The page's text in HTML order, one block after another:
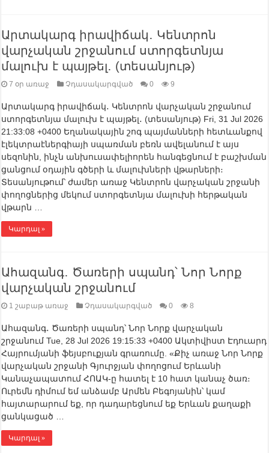
Արտակարգ իրավիճակ․ Կենտրոն
վարչական շրջանում ստորգետնյա
մալուխ է պայթել․ (տեսանյութ)
7 օր առաջ Չդասակարգված 0 9
Արտակարգ իրավիճակ․ Կենտրոն վարչական շրջանում
ստորգետնյա մալուխ է պայթել․ (տեսանյութ) Fri, 31 Jul 2026
21:33:08 +0400 Եղանակային շոգ պայմանների հետևանքով
էլեկտրաէներգիայի սպառման բեռն ավելանում է այս
սեզոնին, ինչն անխուսափելիորեն հանգեցնում է բաշխման
ցանցում օդային գծերի և մալուխների վթարների։
Տեսանյութում՝ ժամեր առաջ Կենտրոն վարչական շրջանի
փողոցներից մեկում ստորգետնյա մալուխի հերթական
վթարն …
Կարդալ »
Ահազանգ․ Ծառերի սպանդ՝ Նոր Նորք
վարչական շրջանում
1 շաբաթ առաջ Չդասակարգված 0 8
Ահազանգ․ Ծառերի սպանդ՝ Նոր Նորք վարչական
շրջանում Tue, 28 Jul 2026 19:15:33 +0400 Ակտիվիստ Էդուարդ
Հայրումյանի ֆեյսբուքյան գրառումը. «Քիչ առաջ Նոր Նորք
վարչական շրջանի Գյուրջյան փողոցում Երևանի
Կանաչապատում ՀՈԱԿ-ը հատել է 10 հատ կանաչ ծառ։
Ուրեմն դիմում եմ անձամբ Արմեն Բեգոյանին՝ կամ
հայտարարում եք, որ դադարեցնում եք Երևան քաղաքի
ցանկացած …
Կարդալ »